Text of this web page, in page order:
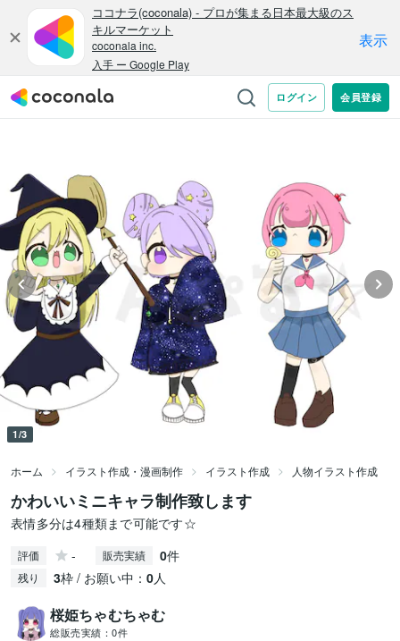
1/3
ホーム イラスト作成・漫画制作 イラスト作成 人物イラスト作成
かわいいミニキャラ制作致します
表情多分は4種類まで可能です☆
評価 - 販売実績 0件
残り 3枠 / お願い中： 0人
桜姫ちゃむちゃむ
総販売実績： 0件